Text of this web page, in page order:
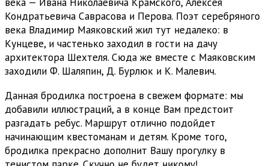
Кондратьевича Саврасова и Перова. Поэт серебряного
века Владимир Маяковский жил тут недалеко: в
Кунцеве, и частенько заходил в гости на дачу
архитектора Шехтеля. Сюда же вместе с Маяковским
заходили Ф. Шаляпин, Д. Бурлюк и К. Малевич.
Данная бродилка построена в свежем формате: мы
добавили иллюстраций, а в конце Вам предстоит
разгадать ребус. Маршрут отлично подойдет
начинающим квестоманам и детям. Кроме того,
бродилка прекрасно дополнит Вашу прогулку в